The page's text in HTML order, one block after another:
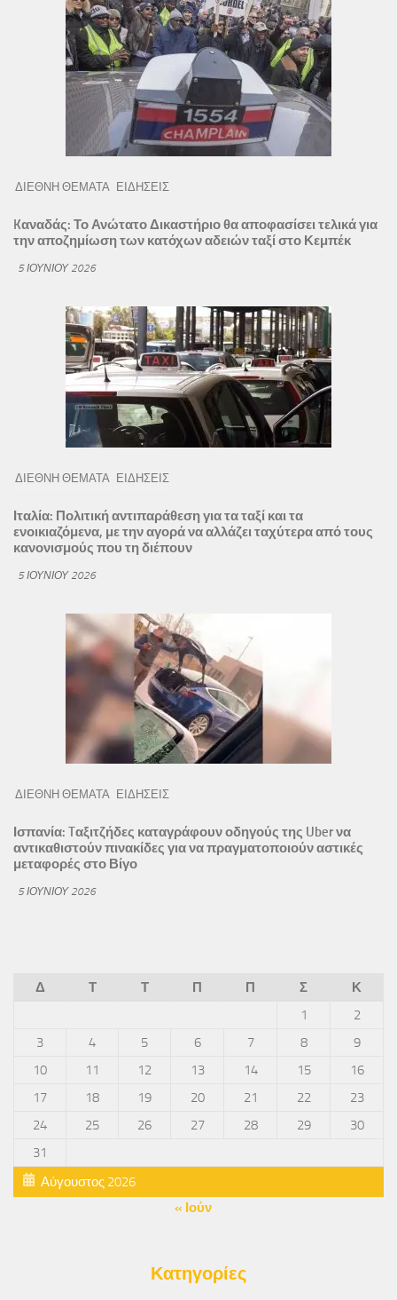
ΔΙΕΘΝΗ ΘΕΜΑΤΑ ΕΙΔΗΣΕΙΣ
Kαναδάς: Το Ανώτατο Δικαστήριο θα αποφασίσει τελικά για
την αποζημίωση των κατόχων αδειών ταξί στο Κεμπέκ
5 ΙΟΥΝΊΟΥ 2026
ΔΙΕΘΝΗ ΘΕΜΑΤΑ ΕΙΔΗΣΕΙΣ
Ιταλία: Πολιτική αντιπαράθεση για τα ταξί και τα
ενοικιαζόμενα, με την αγορά να αλλάζει ταχύτερα από τους
κανονισμούς που τη διέπουν
5 ΙΟΥΝΊΟΥ 2026
ΔΙΕΘΝΗ ΘΕΜΑΤΑ ΕΙΔΗΣΕΙΣ
Ισπανία: Tαξιτζήδες καταγράφουν οδηγούς της Uber να
αντικαθιστούν πινακίδες για να πραγματοποιούν αστικές
μεταφορές στο Βίγο
5 ΙΟΥΝΊΟΥ 2026
Αύγουστος 2026
Δ Τ Τ Π Π Σ
Κ
1
2
3
4 5 6 7 8
9
10
11 12 13 14 15
16
17
18 19 20 21 22
23
24
25 26 27 28 29
30
31
« Ιούν
Κατηγορίες